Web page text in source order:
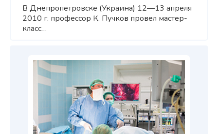
В Днепропетровске (Украина) 12—13 апреля
2010 г. профессор К. Пучков провел мастер-
класс…